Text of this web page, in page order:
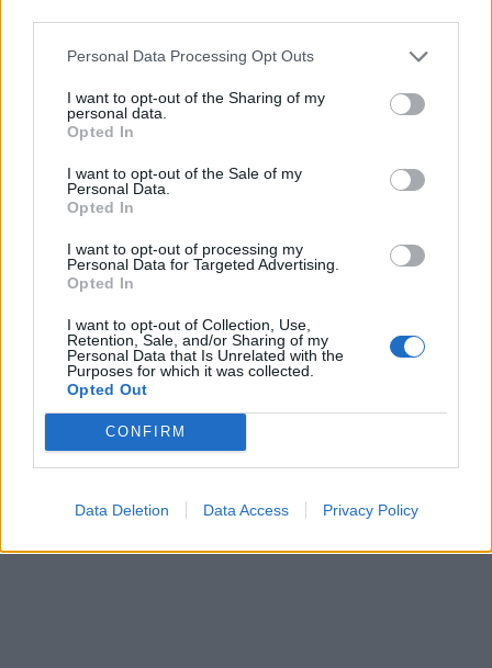
Personal Data Processing Opt Outs
I want to opt-out of the Sharing of my
personal data.
Opted In
I want to opt-out of the Sale of my
Personal Data.
Opted In
I want to opt-out of processing my
Personal Data for Targeted Advertising.
Opted In
I want to opt-out of Collection, Use,
Retention, Sale, and/or Sharing of my
Personal Data that Is Unrelated with the
Purposes for which it was collected.
Opted Out
CONFIRM
Data Deletion Data Access Privacy Policy
Collé sur une voiture, il indique souvent que le conducteur
est croyant et souhaite affirmer sa foi chrétienne de
manière discrète.
certaines voitures ?
PartagerFacebook
Pinterest